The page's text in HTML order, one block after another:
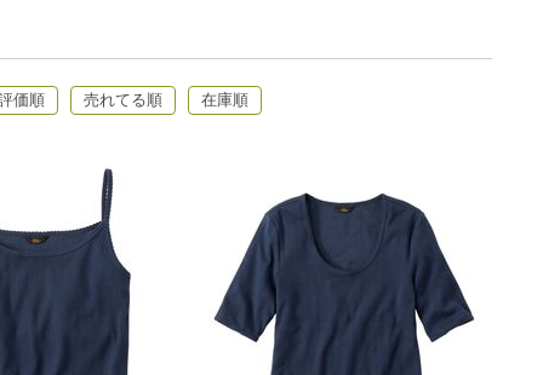
価順 売れてる順 在庫順